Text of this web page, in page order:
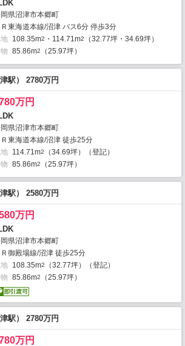
県沼津市本郷町
Ｒ東海道本線/沼津 バス6分 停歩3分
108.35m2 ・114.71m2
（32.77坪・34.69坪）
85.86m2 （25.97坪）
駅） 2780万円
万円
県沼津市本郷町
Ｒ東海道本線/沼津 徒歩25分
114.71m2
（34.69坪）（登記）
85.86m2 （25.97坪）
駅） 2580万円
万円
県沼津市本郷町
Ｒ御殿場線/沼津 徒歩25分
108.35m2
（32.77坪）（登記）
85.86m2 （25.97坪）
駅） 2780万円
万円